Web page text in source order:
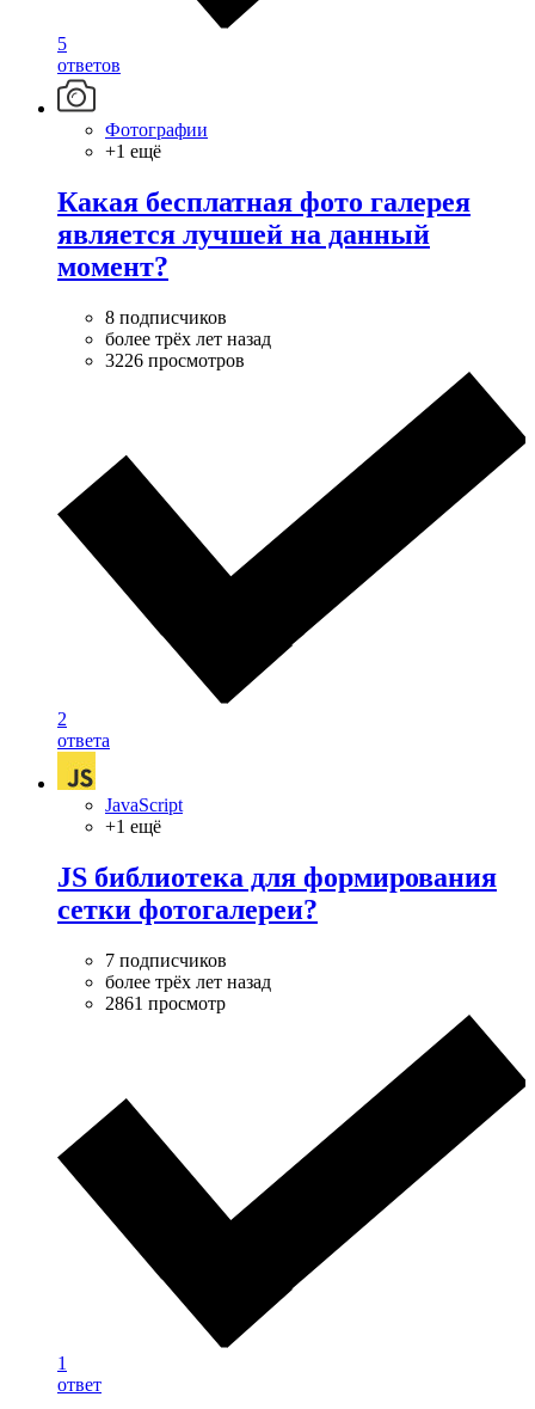
5
ответов
Фотографии
+1 ещё
Какая бесплатная фото галерея
является лучшей на данный
момент?
8 подписчиков
более трёх лет назад
3226 просмотров
2
ответа
JavaScript
+1 ещё
JS библиотека для формирования
сетки фотогалереи?
7 подписчиков
более трёх лет назад
2861 просмотр
1
ответ